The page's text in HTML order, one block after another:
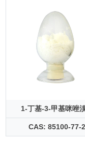
1-丁基-3-甲基咪唑
CAS: 85100-77-2